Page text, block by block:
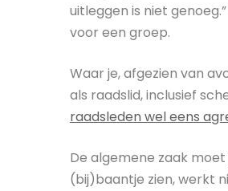
uitleggen is niet
voor een groep.
Waar je, afgezien van
als raadslid, inclusief
raadsleden wel eens
De algemene zaak
(bij)baantje zien, werkt